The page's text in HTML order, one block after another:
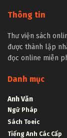
Thông tin
Thư viện sách
được thành lập
đọc online miễn
Danh mục
Anh Văn
Ngữ Pháp
Sách Toeic
Tiếng Anh Các Cấp